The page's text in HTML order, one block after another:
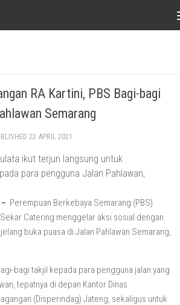
RA Kartini, PBS Bagi-bagi
Semarang
22 APRIL 2021
Perempuan Berkebaya Semarang (PBS)
Catering menggelar aksi sosial dengan
buka puasa di Jalan Pahlawan Semarang,
bagi takjil kepada para pengguna jalan yang
tepatnya di depan Kantor Dinas
(Disperindag) Jateng, sekaligus untuk